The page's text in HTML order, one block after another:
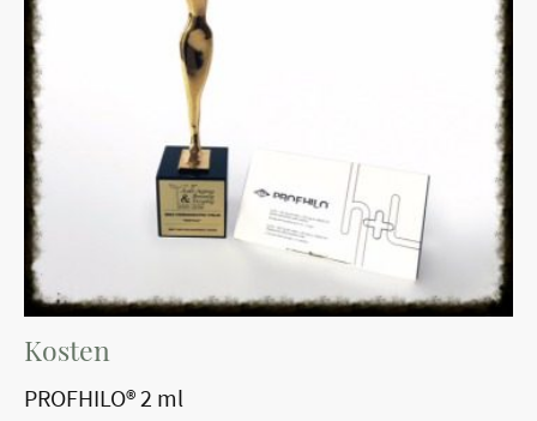
Kosten
PROFHILO® 2 ml